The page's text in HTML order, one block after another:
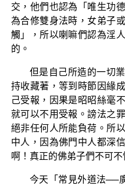
交，他們也認為「唯生功
為合修雙身法時，女弟子
觸」，所以喇嘛們認為淫
的。
但是自己所造的一切
持收藏著，等到時節因緣
己受報，因果是昭昭絲毫
就可以不用受報。謗法之
絕非任何人所能負荷。所
中人，因為佛門中人都深
啊！真正的佛弟子們不可不
今天「常見外道法──